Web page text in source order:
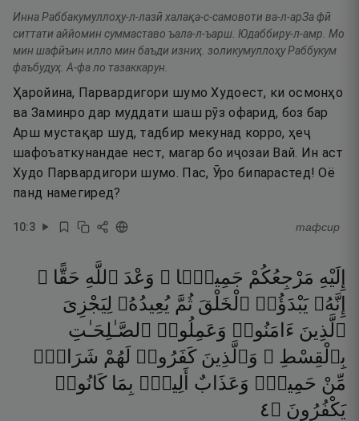
Инна Раббакумуллоҳу-л-лазӣ халақа-с-самовоти ва-л-арЗа фӣ
ситтати аййомин суммаставо ъала-л-ъарш. Юдаббиру-л-амр. Мо
мин шафӣъин илло мин баъди изниҳ. золикумуллоҳу Раббукум
фаъбудуҳ. А-фа ло тазаккарун.
Ҳаройина, Парвардигори шумо Худоест, ки осмонҳо
ва Заминро дар муддати шаш рӯз офарид, боз бар
Арш мустақар шуд, тадбир мекунад корро, ҳеҷ
шафоъаткунандае нест, магар бо иҷозаи Вай. Ин аст
Худо Парвардигори шумо. Пас, Ӯро бипарастед! Оё
панд намегиред?
10:3 тафсир
إِلَيْهِ مَرْجِعُكُمْ جَمِيعًۭا ۖ وَعْدَ ٱللَّهِ حَقًّا ۚ
إِنَّهُۥ يَبْدَؤُا۟ ٱلْخَلْقَ ثُمَّ يُعِيدُهُۥ لِيَجْزِىَ
ٱلَّذِينَ ءَامَنُوا۟ وَعَمِلُوا۟ ٱلصَّـٰلِحَـٰتِ
بِٱلْقِسْطِ ۚ وَٱلَّذِينَ كَفَرُوا۟ لَهُمْ شَرَابٌۭ
مِّنْ حَمِيمٍۢ وَعَذَابٌ أَلِيمٌۢ بِمَا كَانُوا۟
يَكْفُرُونَ ۝٤